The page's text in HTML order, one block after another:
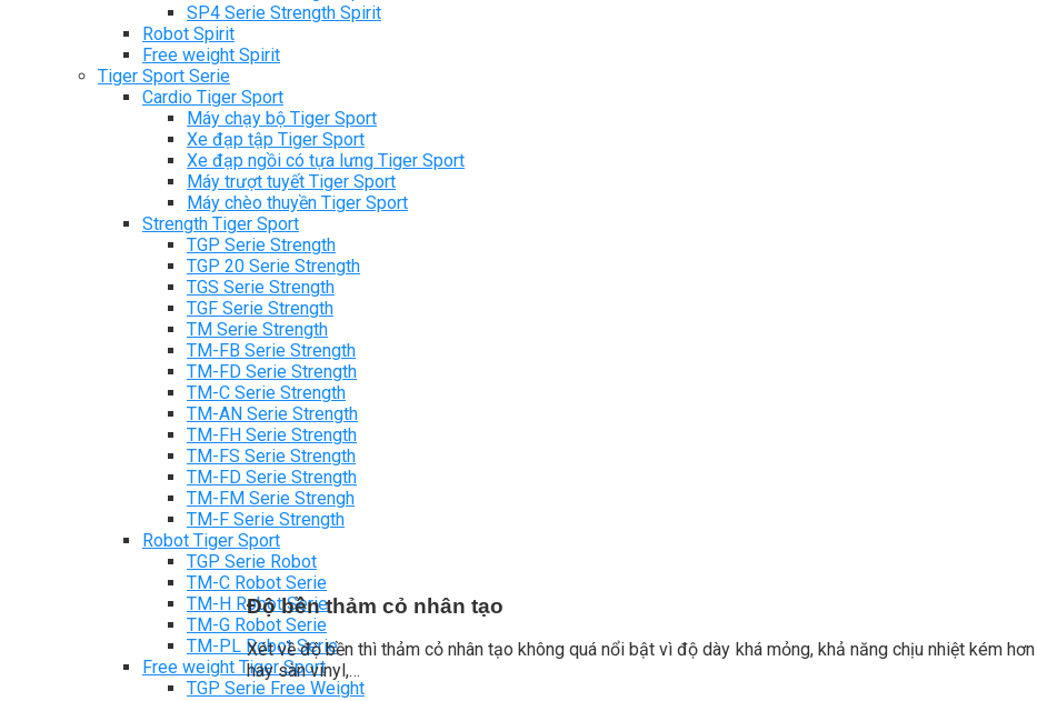
SP4 Serie Strength Spirit
Robot Spirit
Free weight Spirit
Tiger Sport Serie
Cardio Tiger Sport
Máy chạy bộ Tiger Sport
Xe đạp tập Tiger Sport
Xe đạp ngồi có tựa lưng Tiger Sport
Máy trượt tuyết Tiger Sport
Máy chèo thuyền Tiger Sport
Strength Tiger Sport
TGP Serie Strength
TGP 20 Serie Strength
TGS Serie Strength
TGF Serie Strength
TM Serie Strength
TM-FB Serie Strength
TM-FD Serie Strength
TM-C Serie Strength
TM-AN Serie Strength
TM-FH Serie Strength
TM-FS Serie Strength
TM-FD Serie Strength
TM-FM Serie Strengh
TM-F Serie Strength
Robot Tiger Sport
TGP Serie Robot
TM-C Robot Serie
TM-H Robot Serie
TM-G Robot Serie
TM-PL Robot Serie
Free weight Tiger Sport
TGP Serie Free Weight
Độ bền thảm cỏ nhân tạo
Xét về độ bền thì thảm cỏ nhân tạo không quá nổi bật vì độ dày khá mỏng, khả năng chịu nhiệt kém
hay sàn vinyl,…